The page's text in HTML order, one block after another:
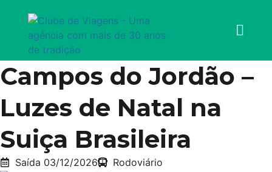
Campos do Jordão –
Luzes de Natal na
Suiça Brasileira
Saída 03/12/2026 Rodoviário